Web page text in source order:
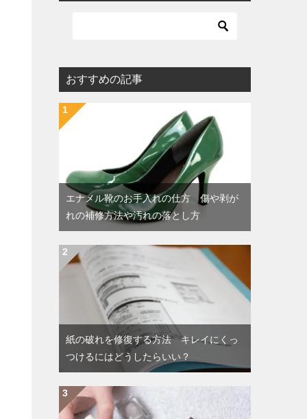
おすすめの記事
エナメル靴のお手入れの仕方 傷や剥が
れの補修方法や汚れの落とし方
紙の破れを修復する方法 キレイにくっ
つけるにはどうしたらいい？